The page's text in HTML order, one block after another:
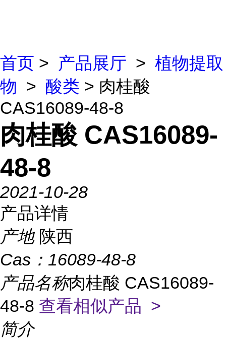
首页 > 产品展厅 > 植物提取
物 > 酸类 > 肉桂酸
CAS16089-48-8
肉桂酸 CAS16089-
48-8
2021-10-28
产品详情
产地 陕西
Cas： 16089-48-8
产品名称肉桂酸 CAS16089-
48-8 查看相似产品 >
简介